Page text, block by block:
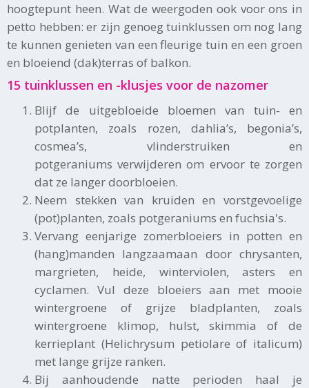
hoogtepunt heen. Wat de weergoden ook voor ons in
petto hebben: er zijn genoeg tuinklussen om nog lang
te kunnen genieten van een fleurige tuin en een groen
en bloeiend (dak)terras of balkon.
15 tuinklussen en -klusjes voor de nazomer
Blijf de uitgebloeide bloemen van tuin- en
potplanten, zoals rozen, dahlia’s, begonia’s,
cosmea’s, vlinderstruiken en
potgeraniums verwijderen om ervoor te zorgen
dat ze langer doorbloeien.
Neem stekken van kruiden en vorstgevoelige
(pot)planten, zoals potgeraniums en fuchsia's.
Vervang eenjarige zomerbloeiers in potten en
(hang)manden langzaamaan door chrysanten,
margrieten, heide, winterviolen, asters en
cyclamen. Vul deze bloeiers aan met mooie
wintergroene of grijze bladplanten, zoals
wintergroene klimop, hulst, skimmia of de
kerrieplant (Helichrysum petiolare of italicum)
met lange grijze ranken.
Bij aanhoudende natte perioden haal je